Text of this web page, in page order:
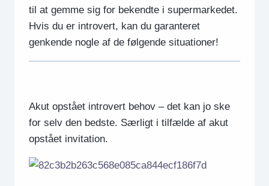
til at gemme sig for bekendte i supermarkedet.
Hvis du er introvert, kan du garanteret
genkende nogle af de følgende situationer!
Akut opstået introvert behov – det kan jo ske
for selv den bedste. Særligt i tilfælde af akut
opstået invitation.